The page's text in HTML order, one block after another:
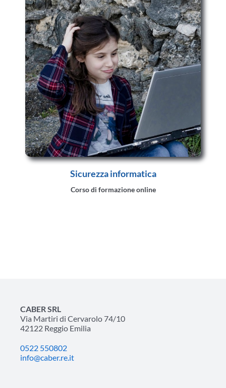
Sicurezza informatica
Corso di formazione online
CABER SRL
Via Martiri di Cervarolo 74/10
42122 Reggio Emilia
0522 550802
info@caber.re.it